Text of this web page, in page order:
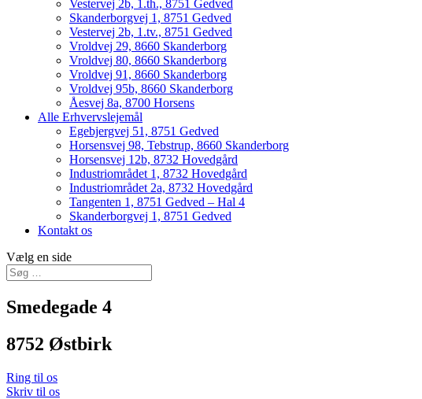
Vestervej 2b, 1.th., 8751 Gedved
Skanderborgvej 1, 8751 Gedved
Vestervej 2b, 1.tv., 8751 Gedved
Vroldvej 29, 8660 Skanderborg
Vroldvej 80, 8660 Skanderborg
Vroldvej 91, 8660 Skanderborg
Vroldvej 95b, 8660 Skanderborg
Åesvej 8a, 8700 Horsens
Alle Erhvervslejemål
Egebjergvej 51, 8751 Gedved
Horsensvej 98, Tebstrup, 8660 Skanderborg
Horsensvej 12b, 8732 Hovedgård
Industriområdet 1, 8732 Hovedgård
Industriområdet 2a, 8732 Hovedgård
Tangenten 1, 8751 Gedved – Hal 4
Skanderborgvej 1, 8751 Gedved
Kontakt os
Vælg en side
Smedegade 4
8752 Østbirk
Ring til os
Skriv til os